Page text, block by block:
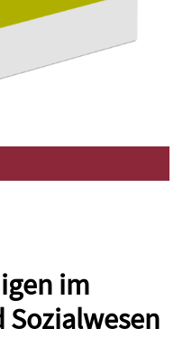
im
Sozialwesen